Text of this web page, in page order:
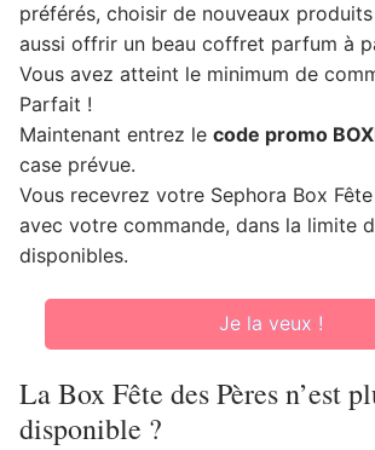
préférés, choisir de nouveaux
aussi offrir un beau coffret parfum à
Vous avez atteint le minimum de
Parfait !
Maintenant entrez le code promo
case prévue.
Vous recevrez votre Sephora Box
avec votre commande, dans la limite
disponibles.
Je la veux !
La Box Fête des Pères n’est
disponible ?